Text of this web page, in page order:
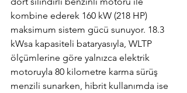
kombine ederek 160 kW (218 HP)
maksimum sistem gücü sunuyor. 18.3
kWsa kapasiteli bataryasıyla, WLTP
ölçümlerine göre yalnızca elektrik
motoruyla 80 kilometre karma sürüş
menzili sunarken, hibrit kullanımda ise